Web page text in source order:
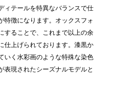
ィテールを特異なバランスで仕
特徴になります。オックスフォ
することで、これまで以上の余
仕上げられております。漆黒か
いく水彩画のような特殊な染色
表現されたシーズナルモデルと